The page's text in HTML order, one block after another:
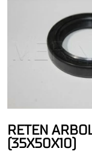
RETEN
(35X50X10)